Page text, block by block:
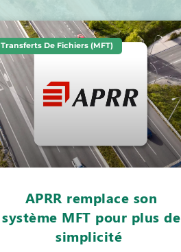
Transferts De Fichiers (MFT)
APRR remplace son
système MFT pour plus de
simplicité